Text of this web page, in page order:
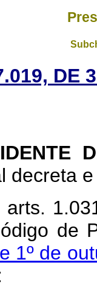
DE
DA
decreta
arts.
de
1º de